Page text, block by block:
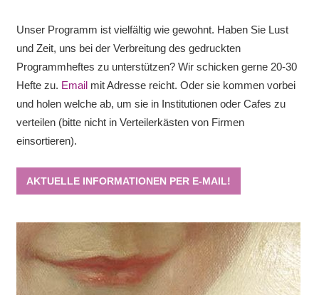
Unser Programm ist vielfältig wie gewohnt. Haben Sie Lust
und Zeit, uns bei der Verbreitung des gedruckten
Programmheftes zu unterstützen? Wir schicken gerne 20-30
Hefte zu. Emailmit Adresse reicht. Oder sie kommen vorbei
und holen welche ab, um sie in Institutionen oder Cafes zu
verteilen (bitte nicht in Verteilerkästen von Firmen
einsortieren).
AKTUELLE INFORMATIONEN PER E-MAIL!